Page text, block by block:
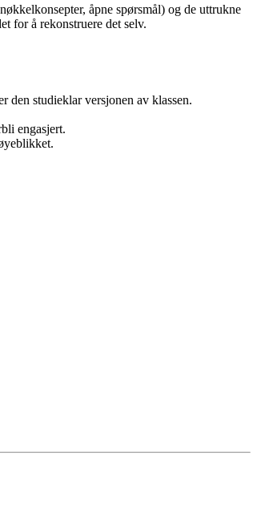
åpne spørsmål) og de uttrukne
for å rekonstruere det selv.
den studieklar versjonen av klassen.
engasjert.